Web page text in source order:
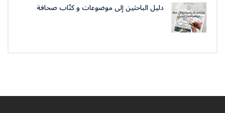
دليل الباحثين إلى موضوعات و كتّاب صحافة